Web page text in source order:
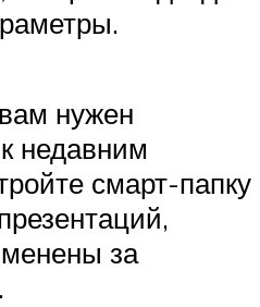
нужен
недавним
смарт-папку
за